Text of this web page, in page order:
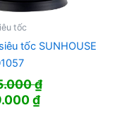
tốc
tốc SUNHOUSE
₫
₫Giá